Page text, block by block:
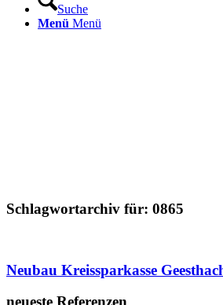
Suche
Menü Menü
Schlagwortarchiv für: 0865
Neubau Kreissparkasse